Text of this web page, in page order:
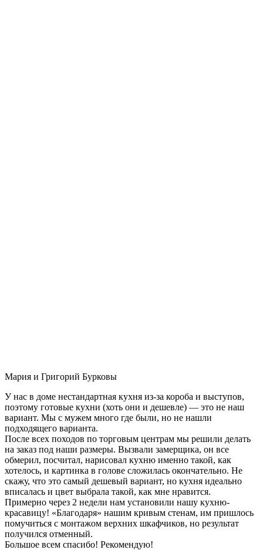
Мария и Григорий Бурковы
У нас в доме нестандартная кухня из-за короба и выступов,
поэтому готовые кухни (хоть они и дешевле) — это не наш
вариант. Мы с мужем много где были, но не нашли
подходящего варианта.
После всех походов по торговым центрам мы решили делать
на заказ под наши размеры. Вызвали замерщика, он все
обмерил, посчитал, нарисовал кухню именно такой, как
хотелось, и картинка в голове сложилась окончательно. Не
скажу, что это самый дешевый вариант, но кухня идеально
вписалась и цвет выбрала такой, как мне нравится.
Примерно через 2 недели нам установили нашу кухню-
красавицу! «Благодаря» нашим кривым стенам, им пришлось
помучиться с монтажом верхних шкафчиков, но результат
получился отменный.
Большое всем спасибо! Рекомендую!